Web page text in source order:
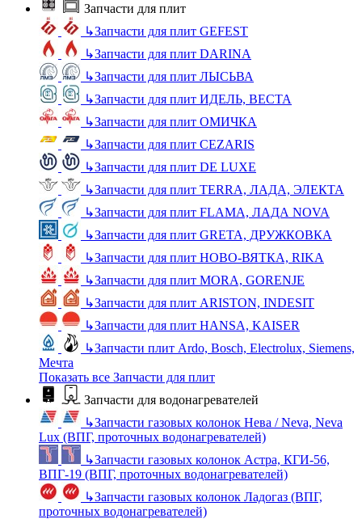
Запчасти для плит
↳Запчасти для плит GEFEST
↳Запчасти для плит DARINA
↳Запчасти для плит ЛЫСЬВА
↳Запчасти для плит ИДЕЛЬ, ВЕСТА
↳Запчасти для плит ОМИЧКА
↳Запчасти для плит CEZARIS
↳Запчасти для плит DE LUXE
↳Запчасти для плит TERRA, ЛАДА, ЭЛЕКТА
↳Запчасти для плит FLAMA, ЛАДА NOVA
↳Запчасти для плит GRETA, ДРУЖКОВКА
↳Запчасти для плит НОВО-ВЯТКА, RIKA
↳Запчасти для плит MORA, GORENJE
↳Запчасти для плит ARISTON, INDESIT
↳Запчасти для плит HANSA, KAISER
↳Запчасти плит Ardo, Bosch, Electrolux, Siemens,
Мечта
Показать все Запчасти для плит
Запчасти для водонагревателей
↳Запчасти газовых колонок Нева / Neva, Neva
Lux (ВПГ, проточных водонагревателей)
↳Запчасти газовых колонок Астра, КГИ-56,
ВПГ-19 (ВПГ, проточных водонагревателей)
↳Запчасти газовых колонок Ладогаз (ВПГ,
проточных водонагревателей)